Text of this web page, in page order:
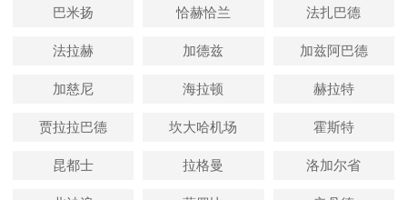
巴米扬 恰赫恰兰 法扎巴德
法拉赫 加德兹 加兹阿巴德
加慈尼 海拉顿 赫拉特
贾拉拉巴德 坎大哈机场 霍斯特
昆都士 拉格曼 洛加尔省